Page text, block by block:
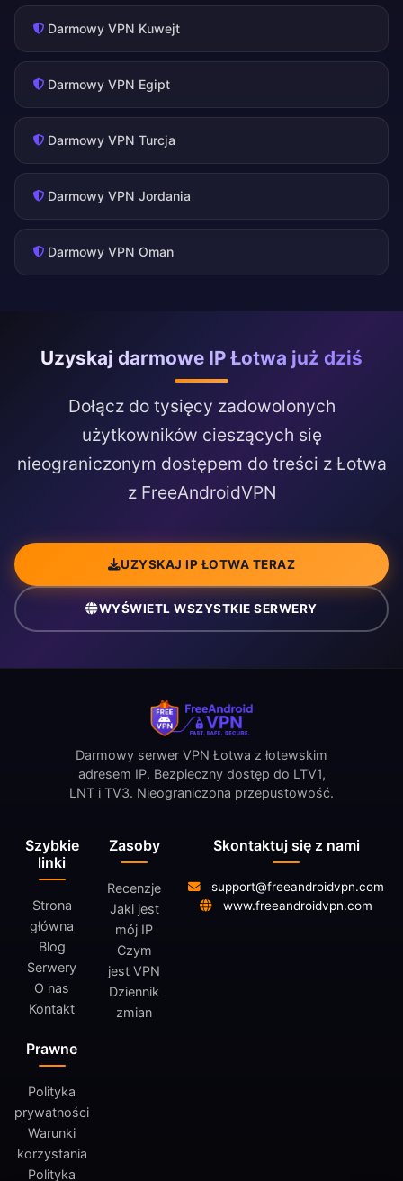
Darmowy VPN Kuwejt
Darmowy VPN Egipt
Darmowy VPN Turcja
Darmowy VPN Jordania
Darmowy VPN Oman
Uzyskaj darmowe IP Łotwa już dziś
Dołącz do tysięcy zadowolonych
użytkowników cieszących się
nieograniczonym dostępem do treści z Łotwa
z FreeAndroidVPN
UZYSKAJ IP ŁOTWA TERAZ
WYŚWIETL WSZYSTKIE SERWERY
Szybkie
linki
Strona
główna
Blog
Serwery
O nas
Kontakt
Zasoby
Recenzje
Jaki jest
mój IP
Czym
jest VPN
Dziennik
zmian
Prawne
Polityka
prywatności
Warunki
korzystania
Polityka
Darmowy serwer VPN Łotwa z łotewskim
adresem IP. Bezpieczny dostęp do LTV1,
LNT i TV3. Nieograniczona przepustowość.
Skontaktuj się z nami
support@freeandroidvpn.com
www.freeandroidvpn.com